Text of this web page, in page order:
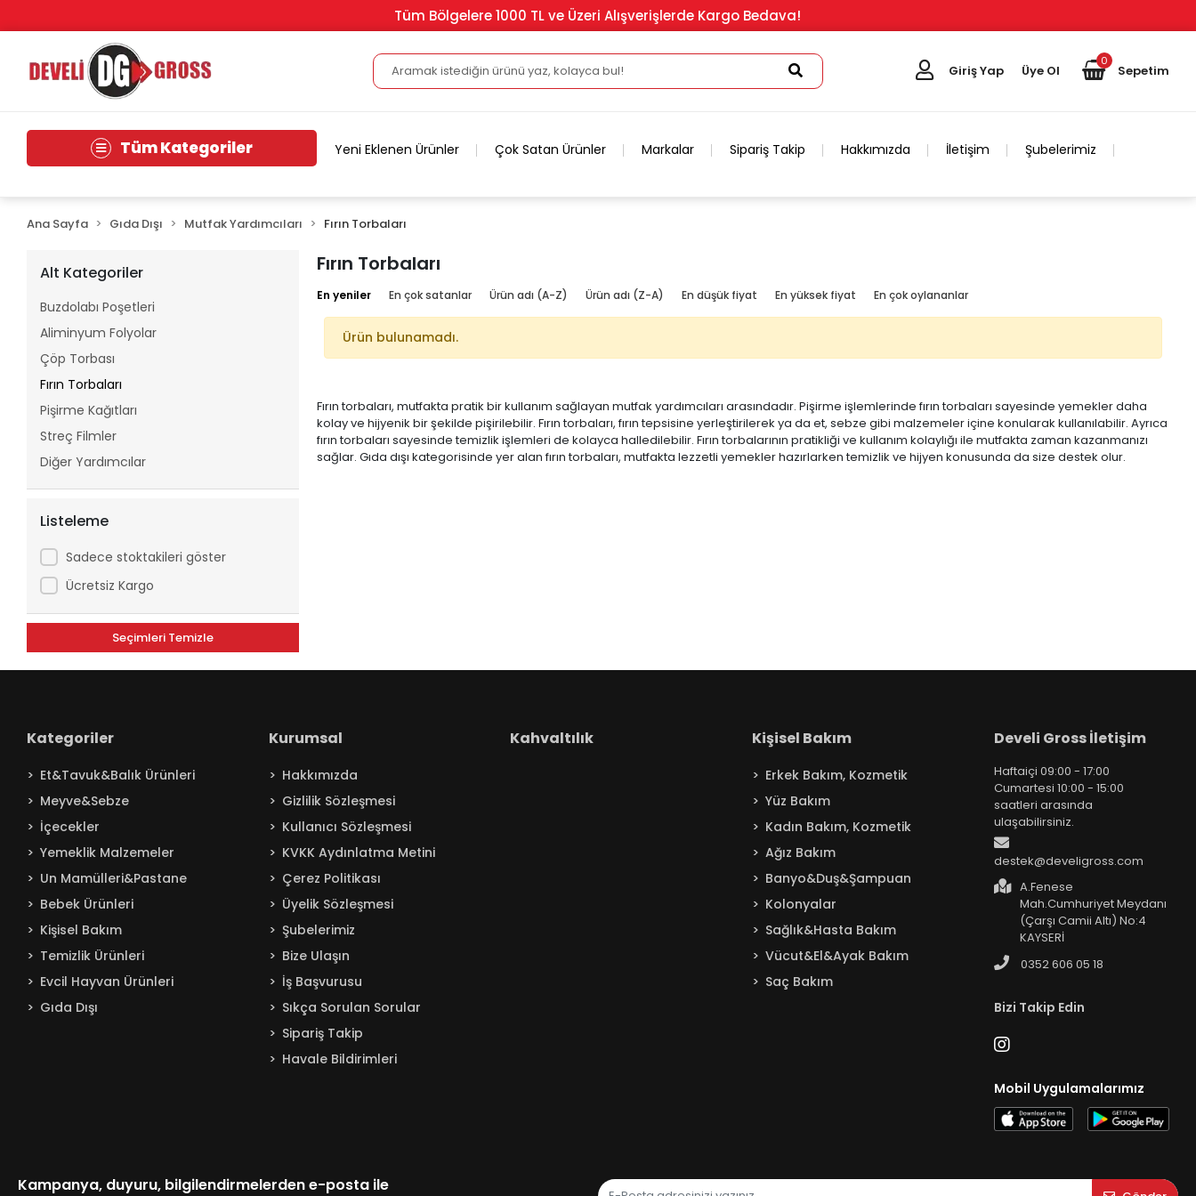
Tüm Bölgelere 1000 TL ve Üzeri Alışverişlerde Kargo Bedava!
Giriş Yap Üye Ol
0
Sepetim
Tüm Kategoriler Yeni Eklenen Ürünler Çok Satan Ürünler Markalar Sipariş Takip Hakkımızda İletişim Şubelerimiz
Ana Sayfa Gıda Dışı Mutfak Yardımcıları Fırın Torbaları
Alt Kategoriler
Buzdolabı Poşetleri
Aliminyum Folyolar
Çöp Torbası
Fırın Torbaları
Pişirme Kağıtları
Streç Filmler
Diğer Yardımcılar
Listeleme
Sadece stoktakileri göster
Ücretsiz Kargo
Seçimleri Temizle
Fırın Torbaları
En yeniler En çok satanlar Ürün adı (A-Z) Ürün adı (Z-A) En düşük fiyat En yüksek fiyat En çok oylananlar
Ürün bulunamadı.
Fırın torbaları, mutfakta pratik bir kullanım sağlayan mutfak yardımcıları arasındadır. Pişirme işlemlerinde fırın torbaları sayesinde yemekler daha
kolay ve hijyenik bir şekilde pişirilebilir. Fırın torbaları, fırın tepsisine yerleştirilerek ya da et, sebze gibi malzemeler içine konularak kullanılabilir. Ayrıca
fırın torbaları sayesinde temizlik işlemleri de kolayca halledilebilir. Fırın torbalarının pratikliği ve kullanım kolaylığı ile mutfakta zaman kazanmanızı
sağlar. Gıda dışı kategorisinde yer alan fırın torbaları, mutfakta lezzetli yemekler hazırlarken temizlik ve hijyen konusunda da size destek olur.
Kategoriler
Et&Tavuk&Balık Ürünleri
Meyve&Sebze
İçecekler
Yemeklik Malzemeler
Un Mamülleri&Pastane
Bebek Ürünleri
Kişisel Bakım
Temizlik Ürünleri
Evcil Hayvan Ürünleri
Gıda Dışı
Kurumsal
Hakkımızda
Gizlilik Sözleşmesi
Kullanıcı Sözleşmesi
KVKK Aydınlatma Metini
Çerez Politikası
Üyelik Sözleşmesi
Şubelerimiz
Bize Ulaşın
İş Başvurusu
Sıkça Sorulan Sorular
Sipariş Takip
Havale Bildirimleri
Kahvaltılık Kişisel Bakım
Erkek Bakım, Kozmetik
Yüz Bakım
Kadın Bakım, Kozmetik
Ağız Bakım
Banyo&Duş&Şampuan
Kolonyalar
Sağlık&Hasta Bakım
Vücut&El&Ayak Bakım
Saç Bakım
Develi Gross İletişim
Haftaiçi 09:00 - 17:00
Cumartesi 10:00 - 15:00
saatleri arasında
ulaşabilirsiniz.
destek@develigross.com
A.Fenese
Mah.Cumhuriyet Meydanı
(Çarşı Camii Altı) No:4
KAYSERİ
0352 606 05 18
Bizi Takip Edin
Mobil Uygulamalarımız
Kampanya, duyuru, bilgilendirmelerden e-posta ile